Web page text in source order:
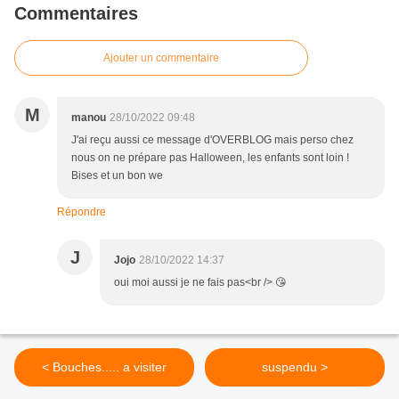
Commentaires
Ajouter un commentaire
M manou 28/10/2022 09:48
J'ai reçu aussi ce message d'OVERBLOG mais perso chez
nous on ne prépare pas Halloween, les enfants sont loin !
Bises et un bon we
Répondre
J Jojo 28/10/2022 14:37
oui moi aussi je ne fais pas<br /> 😘
< Bouches..... a visiter suspendu >